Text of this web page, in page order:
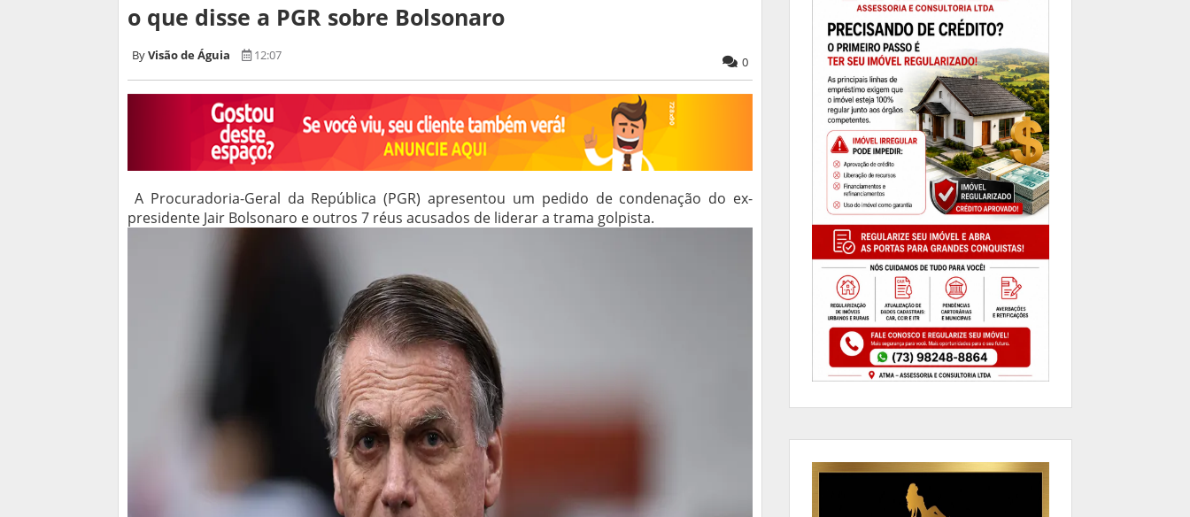
o que disse a PGR sobre Bolsonaro
Visão de Águia 12:07 0
A Procuradoria-Geral da República (PGR) apresentou um pedido de condenação do ex-
presidente Jair Bolsonaro e outros 7 réus acusados de liderar a trama golpista.